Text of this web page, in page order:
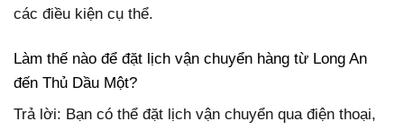
các điều kiện cụ thể.
Làm thế nào để đặt lịch vận chuyển hàng từ Long An
đến Thủ Dầu Một?
Trả lời: Bạn có thể đặt lịch vận chuyển qua điện thoại,